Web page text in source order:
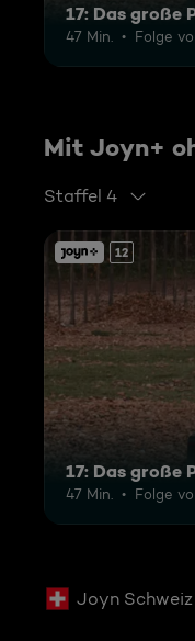
17: Das große
47 Min. Folge
Mit Joyn+
Staffel 4
12
17: Das große
47 Min. Folge
Joyn Schweiz